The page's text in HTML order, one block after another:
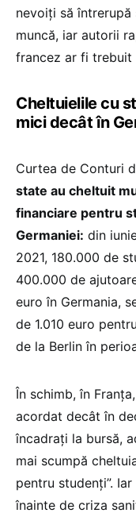
nevoiți să
muncă, iar autorii
francez ar fi trebuit
Cheltuielile cu
mici decât în
Curtea de Conturi
state au cheltuit
financiare pentru
Germaniei: din
2021, 180.000 de
400.000 de
euro în Germania,
de 1.010 euro
de la Berlin în
În schimb, în
acordat decât în
încadrați la bursă,
mai scumpă
pentru studenți”.
înainte de criza